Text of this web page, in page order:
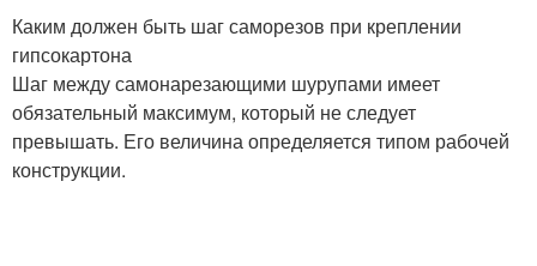
Каким должен быть шаг саморезов при креплении
гипсокартона
Шаг между самонарезающими шурупами имеет
обязательный максимум, который не следует
превышать. Его величина определяется типом рабочей
конструкции.